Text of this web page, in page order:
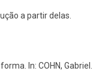
a partir delas.
In: COHN, Gabriel.